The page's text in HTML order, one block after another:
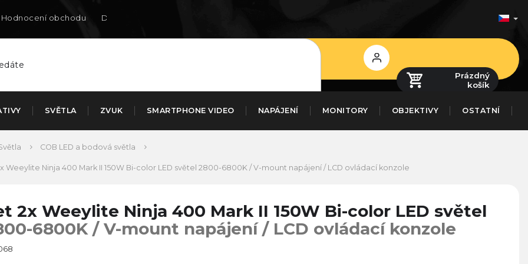
Hodnocení obchodu Doručení na SK
Přihlášení
Prázdný
košík
SVĚTLA ZVUK SMARTPHONE VIDEO NAPÁJENÍ MONITORY OBJEKTIVY OSTATNÍ
COB LED a bodová světla
Weeylite Ninja 400 Mark II 150W Bi-color LED světel 2800-6800K / V-mount napájení / LCD ovládací konzole
2x Weeylite Ninja 400 Mark II 150W Bi-color LED světel
6800K / V-mount napájení / LCD ovládací konzole